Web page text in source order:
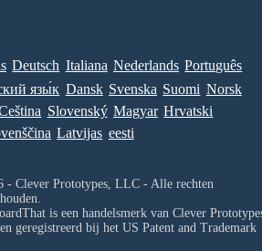
Deutsch Italiana Nederlands Português
язы́к Dansk Svenska Suomi Norsk
Slovenský Magyar Hrvatski
Latvijas eesti
- Clever Prototypes, LLC - Alle rechten
is een handelsmerk van Clever
geregistreerd bij het US Patent and Trademark